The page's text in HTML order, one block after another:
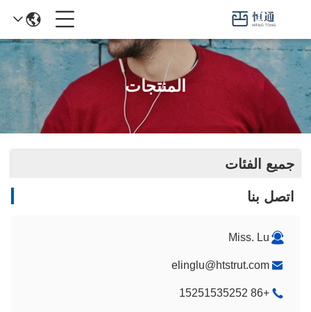
المنتجات
جميع الفئات
اتصل بنا
Miss. Lu
elinglu@htstrut.com
+86 15251535252